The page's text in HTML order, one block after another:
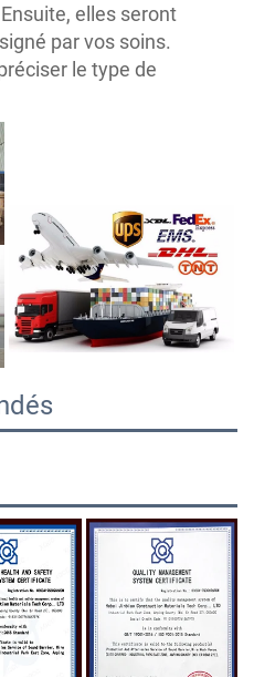
Ensuite, elles seront
par vos soins.
le type de